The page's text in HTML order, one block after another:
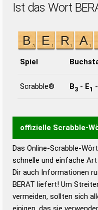
Ist das Wort
Spiel
Scrabble® B3 - E1 -
offizielle Scrabble-
Wortwurzel liefert mit
Wortanalyse-
Wortbedeutung,
Gültigkeit eines
bestimmen!
Das Online-Scrabble-
schnelle und einfache
Dir auch Informationen
BERAT liefert! Um
vermeiden, sollten sich